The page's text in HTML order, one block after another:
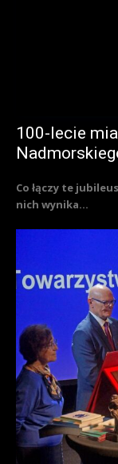
100-lecie
Co łączy te
nich wynika...